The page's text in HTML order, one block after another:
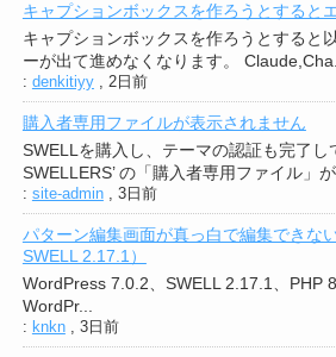
キャプションボックスを作ろうとすると
キャプションボックスを作ろうとすると
ーが出て進めなくなります。
: denkitiyy, 2日前
購入者専用ファイルが表示されません
SWELLを購入し、テーマの認証も完了し
SWELLERS’ の「購入者専用ファイル」
: site-admin, 3日前
パターン編集画面が真っ白で編集できな
SWELL 2.17.1）
WordPress 7.0.2、SWELL 2.17.1、PHP
WordPr...
: knkn, 3日前